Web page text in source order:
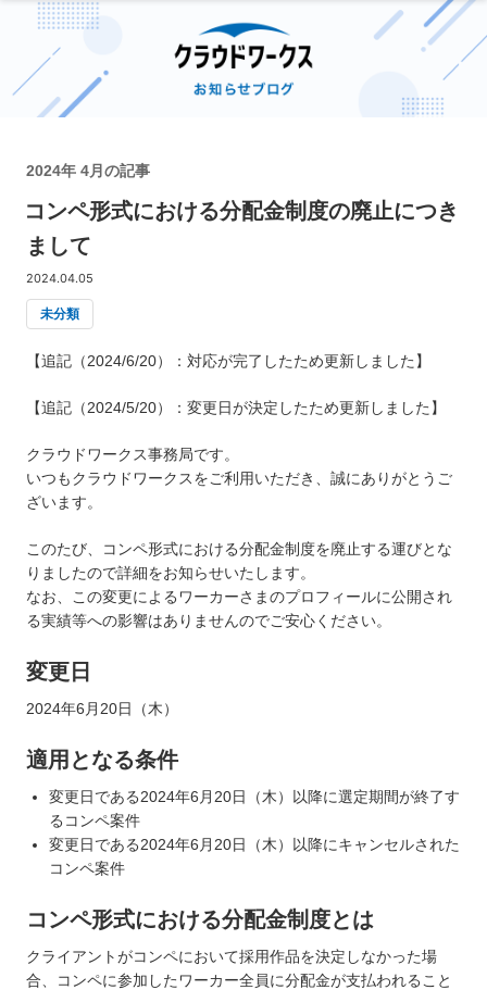
2024年 4月の記事
コンペ形式における分配金制度の廃止につき
まして
2024.04.05
未分類
【追記（2024/6/20）：対応が完了したため更新しました】
【追記（2024/5/20）：変更日が決定したため更新しました】
クラウドワークス事務局です。
いつもクラウドワークスをご利用いただき、誠にありがとうご
ざいます。
このたび、コンペ形式における分配金制度を廃止する運びとな
りましたので詳細をお知らせいたします。
なお、この変更によるワーカーさまのプロフィールに公開され
る実績等への影響はありませんのでご安心ください。
変更日
2024年6月20日（木）
適用となる条件
変更日である2024年6月20日（木）以降に選定期間が終了す
るコンペ案件
変更日である2024年6月20日（木）以降にキャンセルされた
コンペ案件
コンペ形式における分配金制度とは
クライアントがコンペにおいて採用作品を決定しなかった場
合、コンペに参加したワーカー全員に分配金が支払われること